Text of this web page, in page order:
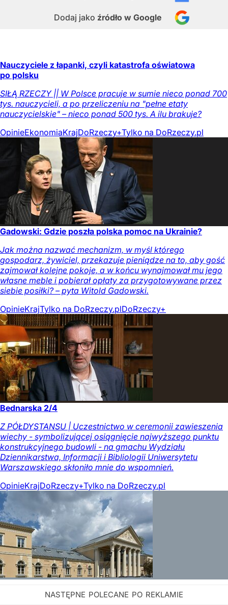
Dodaj jako źródło w Google
Nauczyciele z łapanki, czyli katastrofa oświatowa
po polsku
SIŁĄ RZECZY || W Polsce pracuje w sumie nieco ponad 700
tys. nauczycieli, a po przeliczeniu na "pełne etaty
nauczycielskie" – nieco ponad 500 tys. A ilu brakuje?
OpinieEkonomiaKrajDoRzeczy+Tylko na DoRzeczy.pl
Gadowski: Gdzie poszła polska pomoc na Ukrainie?
Jak można nazwać mechanizm, w myśl którego
gospodarz, żywiciel, przekazuje pieniądze na to, aby gość
zajmował kolejne pokoje, a w końcu wynajmował mu jego
własne meble i pobierał opłaty za przygotowywane przez
siebie posiłki? – pyta Witold Gadowski.
OpinieKrajTylko na DoRzeczy.plDoRzeczy+
Bednarska 2/4
Z PÓŁDYSTANSU | Uczestnictwo w ceremonii zawieszenia
wiechy - symbolizującej osiągnięcie najwyższego punktu
konstrukcyjnego budowli - na gmachu Wydziału
Dziennikarstwa, Informacji i Bibliologii Uniwersytetu
Warszawskiego skłoniło mnie do wspomnień.
OpinieKrajDoRzeczy+Tylko na DoRzeczy.pl